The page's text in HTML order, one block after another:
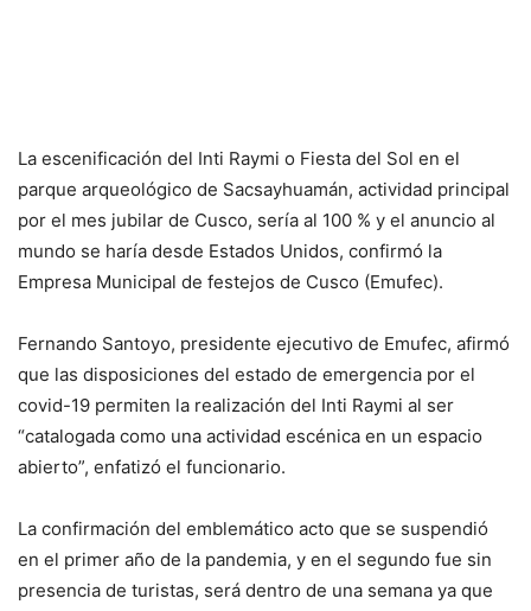
La escenificación del Inti Raymi o Fiesta del Sol en el
parque arqueológico de Sacsayhuamán, actividad principal
por el mes jubilar de Cusco, sería al 100 % y el anuncio al
mundo se haría desde Estados Unidos, confirmó la
Empresa Municipal de festejos de Cusco (Emufec).
Fernando Santoyo, presidente ejecutivo de Emufec, afirmó
que las disposiciones del estado de emergencia por el
covid-19 permiten la realización del Inti Raymi al ser
“catalogada como una actividad escénica en un espacio
abierto”, enfatizó el funcionario.
La confirmación del emblemático acto que se suspendió
en el primer año de la pandemia, y en el segundo fue sin
presencia de turistas, será dentro de una semana ya que